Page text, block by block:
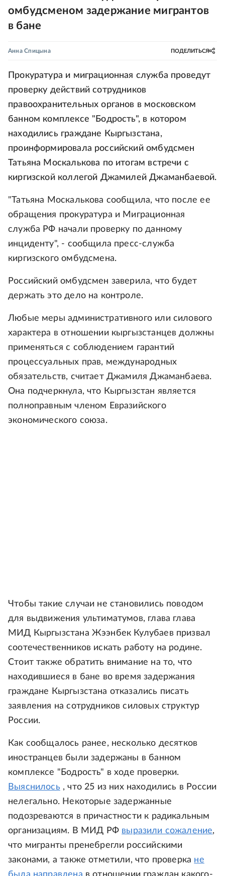
омбудсменом задержание мигрантов
в бане
Анна Спицына ПОДЕЛИТЬСЯ
Прокуратура и миграционная служба проведут
проверку действий сотрудников
правоохранительных органов в московском
банном комплексе "Бодрость", в котором
находились граждане Кыргызстана,
проинформировала российский омбудсмен
Татьяна Москалькова по итогам встречи с
киргизской коллегой Джамилей Джаманбаевой.
"Татьяна Москалькова сообщила, что после ее
обращения прокуратура и Миграционная
служба РФ начали проверку по данному
инциденту", - сообщила пресс-служба
киргизского омбудсмена.
Российский омбудсмен заверила, что будет
держать это дело на контроле.
Любые меры административного или силового
характера в отношении кыргызстанцев должны
применяться с соблюдением гарантий
процессуальных прав, международных
обязательств, считает Джамиля Джаманбаева.
Она подчеркнула, что Кыргызстан является
полноправным членом Евразийского
экономического союза.
Чтобы такие случаи не становились поводом
для выдвижения ультиматумов, глава глава
МИД Кыргызстана Жээнбек Кулубаев призвал
соотечественников искать работу на родине.
Стоит также обратить внимание на то, что
находившиеся в бане во время задержания
граждане Кыргызстана отказались писать
заявления на сотрудников силовых структур
России.
Как сообщалось ранее, несколько десятков
иностранцев были задержаны в банном
комплексе "Бодрость" в ходе проверки.
Выяснилось , что 25 из них находились в России
нелегально. Некоторые задержанные
подозреваются в причастности к радикальным
организациям. В МИД РФ выразили сожаление,
что мигранты пренебрегли российскими
законами, а также отметили, что проверка не